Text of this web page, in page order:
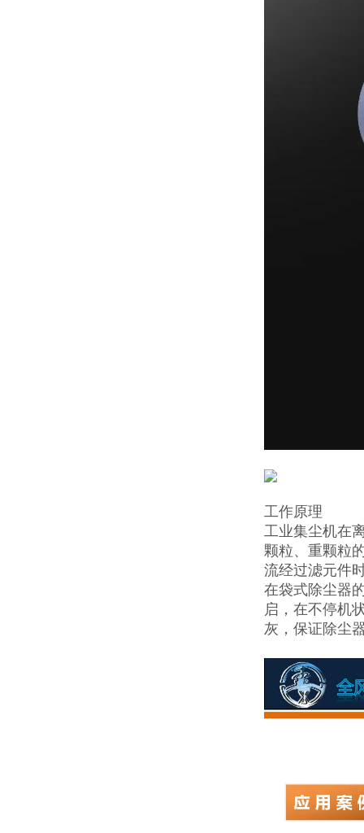
工作原理
工业集尘机在
颗粒、重颗粒
流经过滤元件
在袋式除尘器
启，在不停机
灰，保证除尘